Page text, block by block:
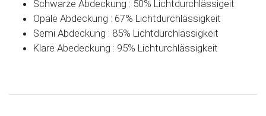
Schwarze Abdeckung : 50% Lichtdurchlässigeit
Opale Abdeckung : 67% Lichtdurchlässigkeit
Semi Abdeckung : 85% Lichtdurchlässigkeit
Klare Abedeckung : 95% Lichturchlässigkeit